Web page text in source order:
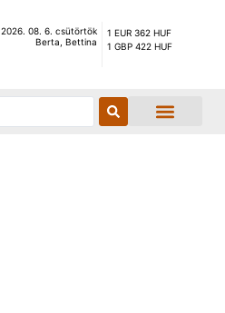
2026. 08. 6. csütörtök
Berta, Bettina
1 EUR 362 HUF
1 GBP 422 HUF